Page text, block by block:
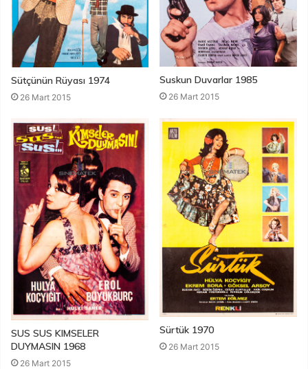
Sütçünün Rüyası 1974
26 Mart 2015
Suskun Duvarlar 1985
26 Mart 2015
SUS SUS KIMSELER
DUYMASIN 1968
26 Mart 2015
Sürtük 1970
26 Mart 2015